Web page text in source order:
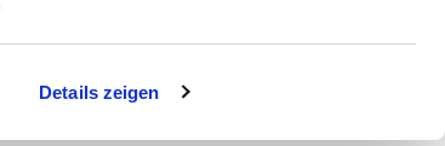
Details zeigen